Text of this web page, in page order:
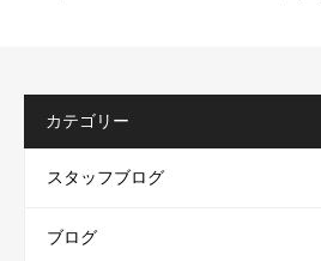
カテゴリー
スタッフブログ
ブログ